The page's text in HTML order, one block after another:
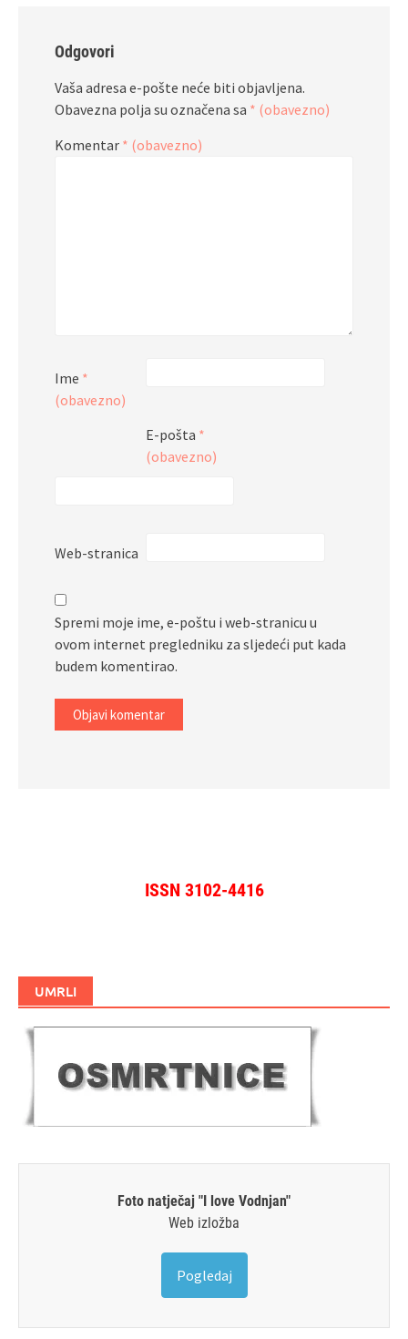
Odgovori
Vaša adresa e-pošte neće biti objavljena.
Obavezna polja su označena sa * (obavezno)
Komentar * (obavezno)
Ime *
(obavezno)
E-pošta *
(obavezno)
Web-stranica
Spremi moje ime, e-poštu i web-stranicu u
ovom internet pregledniku za sljedeći put kada
budem komentirao.
ISSN 3102-4416
UMRLI
Foto natječaj "I love Vodnjan"
Web izložba
Pogledaj